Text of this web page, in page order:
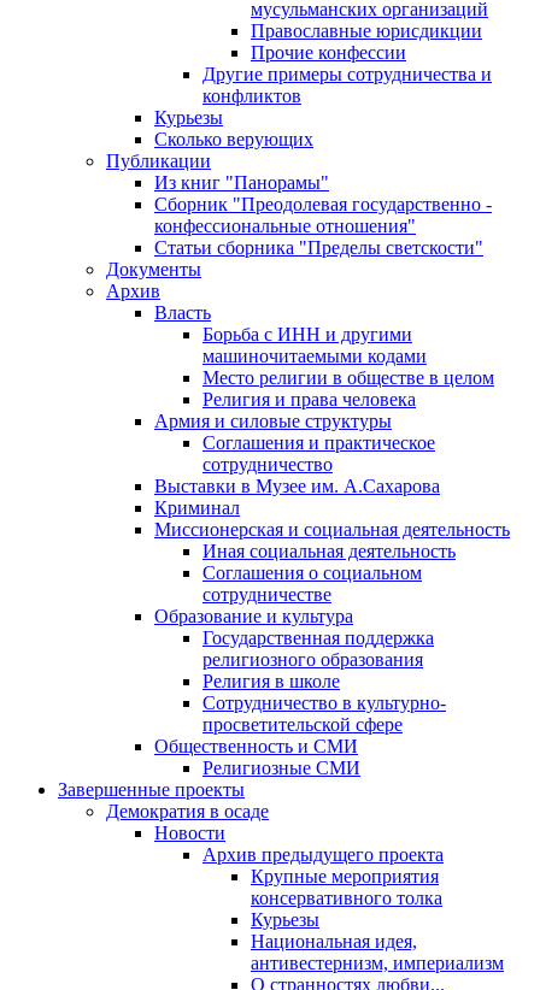
мусульманских организаций
Православные юрисдикции
Прочие конфессии
Другие примеры сотрудничества и
конфликтов
Курьезы
Сколько верующих
Публикации
Из книг "Панорамы"
Сборник "Преодолевая государственно -
конфессиональные отношения"
Статьи сборника "Пределы светскости"
Документы
Архив
Власть
Борьба с ИНН и другими
машиночитаемыми кодами
Место религии в обществе в целом
Религия и права человека
Армия и силовые структуры
Соглашения и практическое
сотрудничество
Выставки в Музее им. А.Сахарова
Криминал
Миссионерская и социальная деятельность
Иная социальная деятельность
Соглашения о социальном
сотрудничестве
Образование и культура
Государственная поддержка
религиозного образования
Религия в школе
Сотрудничество в культурно-
просветительской сфере
Общественность и СМИ
Религиозные СМИ
Завершенные проекты
Демократия в осаде
Новости
Архив предыдущего проекта
Крупные мероприятия
консервативного толка
Курьезы
Национальная идея,
антивестернизм, империализм
О странностях любви...